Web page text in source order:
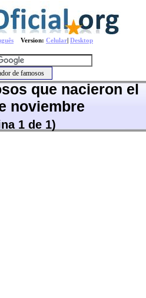
Version: Celular| Desktop
que nacieron el
noviembre
1 de 1)